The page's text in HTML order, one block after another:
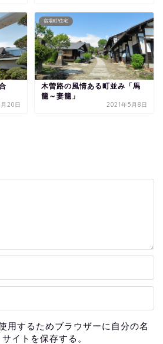
20日
宿場町/住宅
木曽路の風情ある町並み「馬
籠～妻籠」
2021年5月8日
用するためブラウザーに自分の名
イトを保存する。